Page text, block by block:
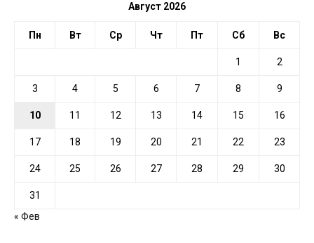
Август 2026
Пн Вт Ср Чт Пт Сб Вс
1 2
3 4 5 6 7 8 9
10 11 12 13 14 15 16
17 18 19 20 21 22 23
24 25 26 27 28 29 30
31
« Фев